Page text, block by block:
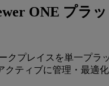
ONE プラ
クプレイスを単一プラ
クティブに管理・最適化